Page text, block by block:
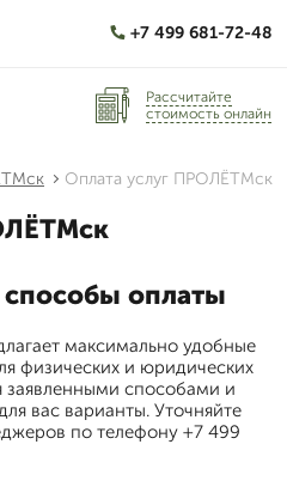
+7 499 681-72-48
Рассчитайте
стоимость онлайн
Оплата услуг ПРОЛЁТМск
оплаты
максимально удобные
физических и юридических
способами и
вас варианты. Уточняйте
по телефону +7 499